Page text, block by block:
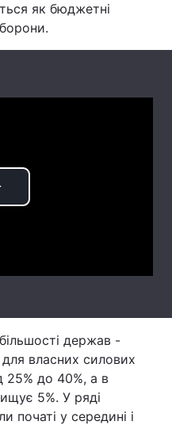
Війна
Політика
Статті
Думки
як бюджетні
держав -
власних силових
25% до 40%, а в
5%. У ряді
початі у середині і